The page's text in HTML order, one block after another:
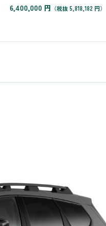
6,400,000 円 （税抜 5,818,182 円）